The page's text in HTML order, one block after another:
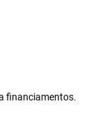
financiamentos.